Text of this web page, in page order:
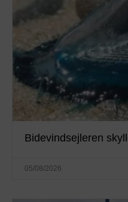
Bidevindsejleren
05/08/2026